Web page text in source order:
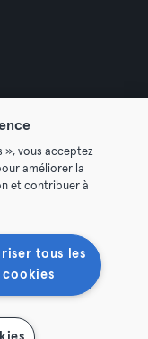
rights reserved.
contratos aquí
», vous acceptez
améliorer la
et contribuer à
tous les
cookies